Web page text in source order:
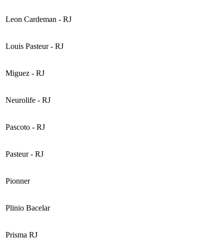
Leon Cardeman - RJ
Louis Pasteur - RJ
Miguez - RJ
Neurolife - RJ
Pascoto - RJ
Pasteur - RJ
Pionner
Plinio Bacelar
Prisma RJ